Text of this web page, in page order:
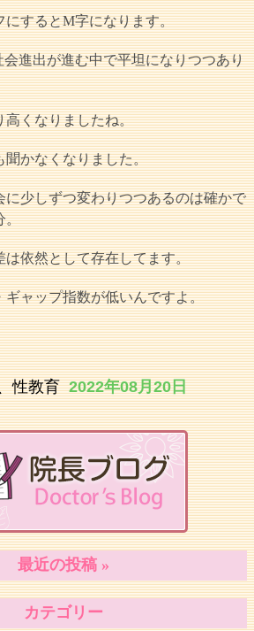
にするとM字になります。
進出が進む中で平坦になりつつあり
高くなりましたね。
聞かなくなりました。
に少しずつ変わりつつあるのは確かで
。
は依然として存在してます。
ギャップ指数が低いんですよ。
性教育 2022年08月20日
最近の投稿 »
カテゴリー